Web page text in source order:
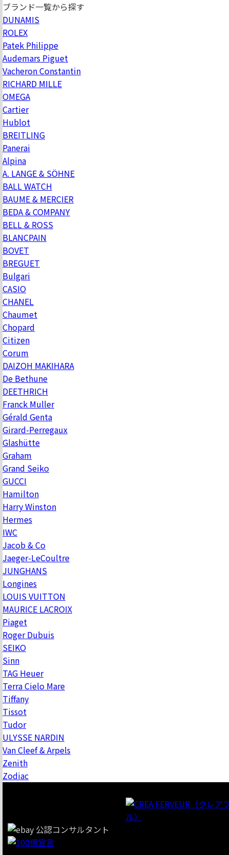
ブランド一覧から探す
DUNAMIS
ROLEX
Patek Philippe
Audemars Piguet
Vacheron Constantin
RICHARD MILLE
OMEGA
Cartier
Hublot
BREITLING
Panerai
Alpina
A. LANGE & SÖHNE
BALL WATCH
BAUME & MERCIER
BEDA & COMPANY
BELL & ROSS
BLANCPAIN
BOVET
BREGUET
Bulgari
CASIO
CHANEL
Chaumet
Chopard
Citizen
Corum
DAIZOH MAKIHARA
De Bethune
DEETHRICH
Franck Muller
Gérald Genta
Girard-Perregaux
Glashütte
Graham
Grand Seiko
GUCCI
Hamilton
Harry Winston
Hermes
IWC
Jacob & Co
Jaeger-LeCoultre
JUNGHANS
Longines
LOUIS VUITTON
MAURICE LACROIX
Piaget
Roger Dubuis
SEIKO
Sinn
TAG Heuer
Terra Cielo Mare
Tiffany
Tissot
Tudor
ULYSSE NARDIN
Van Cleef & Arpels
Zenith
Zodiac